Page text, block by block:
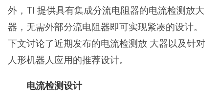
外，TI 提供具有集成分流电阻器的电流检测放大
器，无需外部分流电阻器即可实现紧凑的设计。
下文讨论了近期发布的电流检测放 大器以及针对
人形机器人应用的推荐设计。
电流检测设计